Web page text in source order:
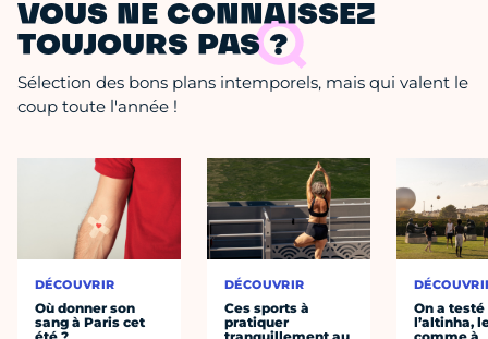
VOUS NE CONNAISSEZ
TOUJOURS PAS ?
Sélection des bons plans intemporels, mais qui valent le
coup toute l'année !
DÉCOUVRIR
Où donner son
sang à Paris cet
DÉCOUVRIR
Ces sports à
pratiquer
On a testé
l’altinha,